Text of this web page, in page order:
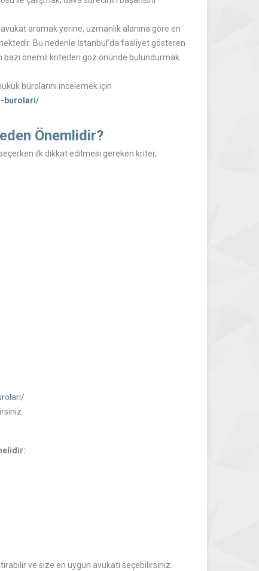
aramak yerine, uzmanlık alanına göre en
Bu nedenle İstanbul’da faaliyet gösteren
bazı önemli kriterleri göz önünde bulundurmak
bürolarını incelemek için
burolari/
Önemlidir?
ilk dikkat edilmesi gereken kriter,
ve size en uygun avukatı seçebilirsiniz.